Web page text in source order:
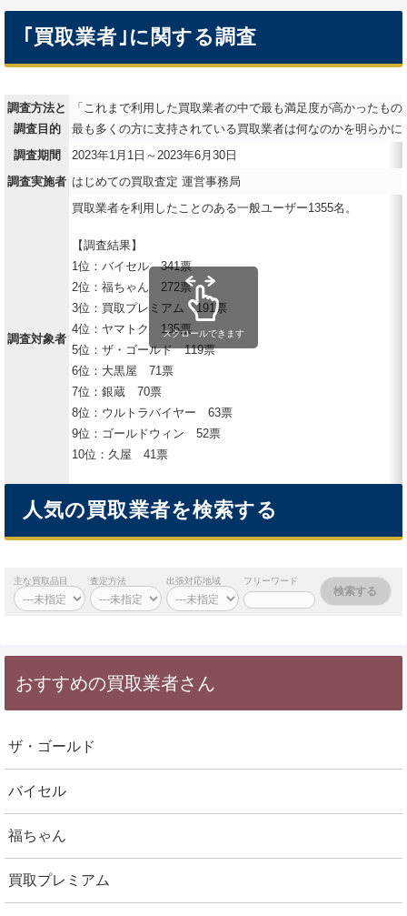
｢買取業者｣に関する調査
調査方法と
調査目的
「これまで利用した買取業者の中で最も満足度が高かったも
最も多くの方に支持されている買取業者は何なのかを明らか
調査期間
2023年1月1日～2023年6月30日
調査実施者 はじめての買取査定 運営事務局
調査対象者
買取業者を利用したことのある一般ユーザー1355名。
【調査結果】
1位：バイセル 341票
2位：福ちゃん 272票
3位：買取プレミアム 191票
4位：ヤマトク 135票
5位：ザ・ゴールド 119票
6位：大黒屋 71票
7位：銀蔵 70票
8位：ウルトラバイヤー 63票
9位：ゴールドウィン 52票
10位：久屋 41票
スクロールできます
人気の買取業者を検索する
主な買取品目 査定方法 出張対応地域 フリーワード
おすすめの買取業者さん
ザ・ゴールド
バイセル
福ちゃん
買取プレミアム